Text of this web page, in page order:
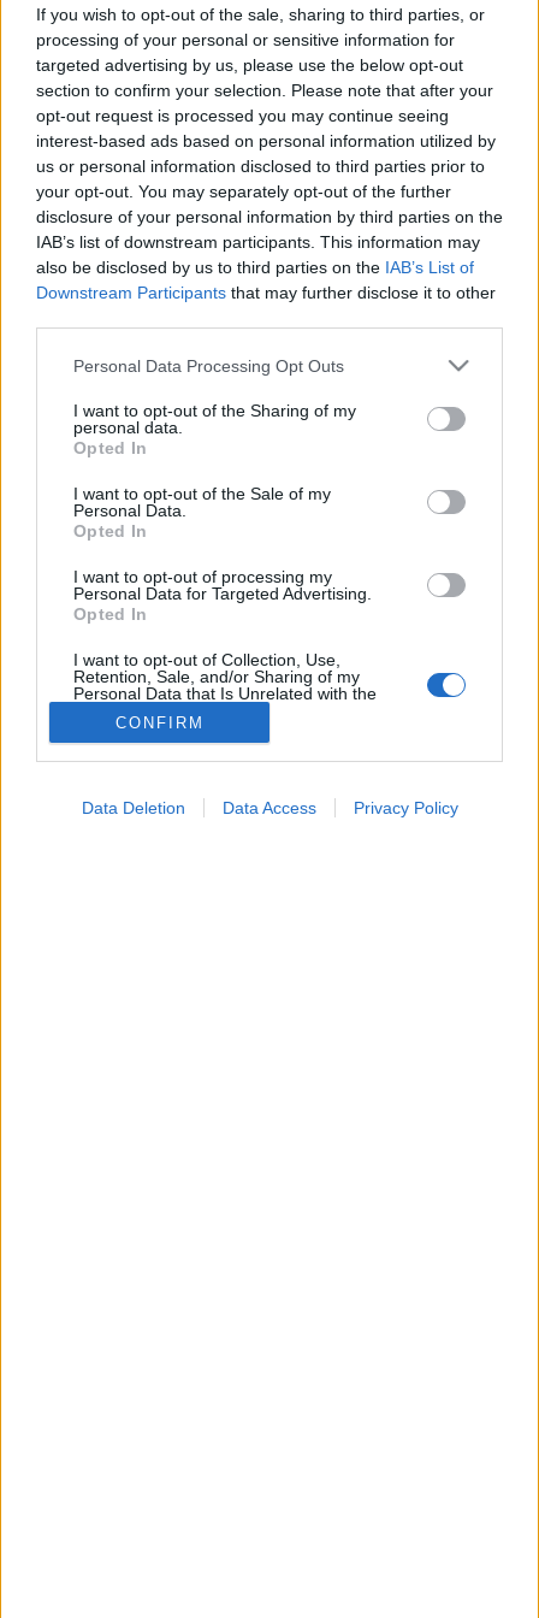
If you wish to opt-out of the sale, sharing to third parties, or
processing of your personal or sensitive information for
targeted advertising by us, please use the below opt-out
section to confirm your selection. Please note that after your
opt-out request is processed you may continue seeing
interest-based ads based on personal information utilized by
us or personal information disclosed to third parties prior to
your opt-out. You may separately opt-out of the further
disclosure of your personal information by third parties on the
IAB’s list of downstream participants. This information may
also be disclosed by us to third parties on the IAB’s List of
Downstream Participants that may further disclose it to other
Please note that this website/app uses one or more Google
not limited to your visit or usage behaviour. You may click to
grant or deny consent to Google and its third-party tags to
use your data for below specified purposes in below Google
consent section.
Personal Data Processing Opt Outs
I want to opt-out of the Sharing of my
personal data.
Opted In
I want to opt-out of the Sale of my
Personal Data.
Opted In
I want to opt-out of processing my
Personal Data for Targeted Advertising.
Opted In
I want to opt-out of Collection, Use,
Retention, Sale, and/or Sharing of my
Personal Data that Is Unrelated with the
Purposes for which it was collected.
Opted Out
CONFIRM
Data Deletion Data Access Privacy Policy
repülőtéren
2022. május 08. 14:26
Küldés Küldés Messengeren